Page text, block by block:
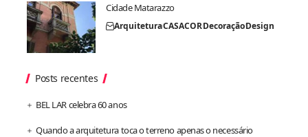
Cidade Matarazzo
ArquiteturaCASACORDecoraçãoDesign
Posts recentes
BEL LAR celebra 60 anos
Quando a arquitetura toca o terreno apenas o necessário